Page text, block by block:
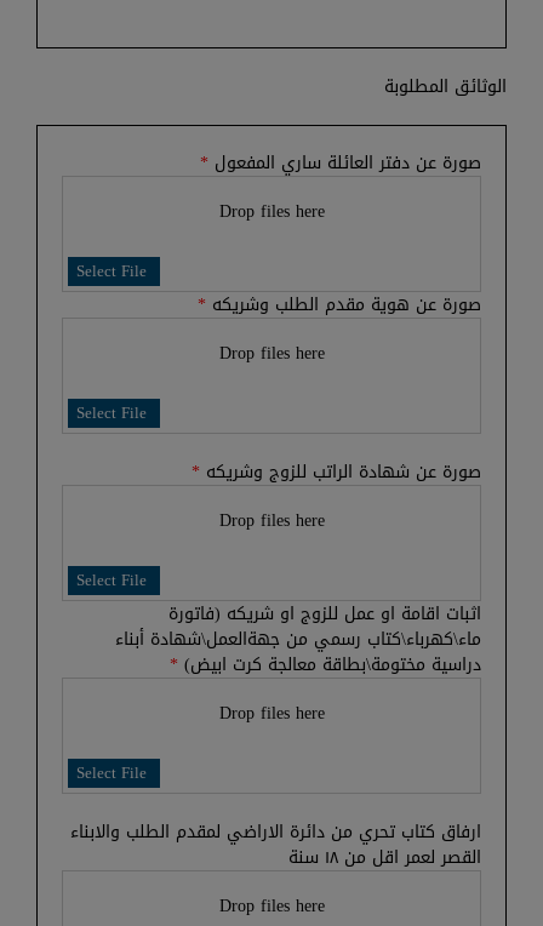
الوثائق المطلوبة
صورة عن دفتر العائلة ساري المفعول *
Drop files here
Select File
صورة عن هوية مقدم الطلب وشريكه *
Drop files here
Select File
صورة عن شهادة الراتب للزوج وشريكه *
Drop files here
Select File
اثبات اقامة او عمل للزوج او شريكه (فاتورة
ماء\كهرباء\كتاب رسمي من جهةالعمل\شهادة أبناء
دراسية مختومة\بطاقة معالجة كرت ابيض) *
Drop files here
Select File
ارفاق كتاب تحري من دائرة الاراضي لمقدم الطلب والابناء
القصر لعمر اقل من ١٨ سنة
Drop files here